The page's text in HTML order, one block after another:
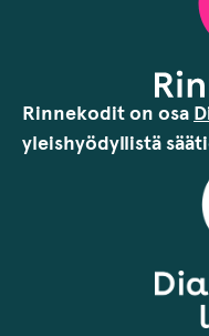
Rinnekodit on osa
yleishyödyllistä